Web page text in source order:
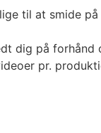
til at smide
dig på
pr.